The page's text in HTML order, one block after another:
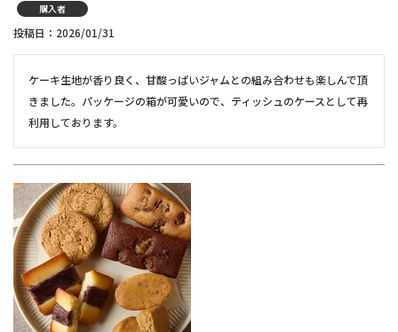
購入者
投稿日 2026/01/31
ケーキ生地が香り良く、甘酸っぱいジャムとの組み合わせも楽しんで頂
きました。パッケージの箱が可愛いので、ティッシュのケースとして再
利用しております。